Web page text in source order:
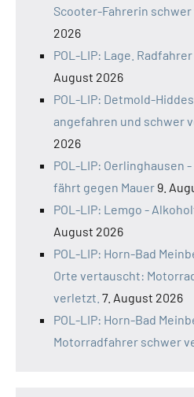
Scooter-Fahrerin schwer
2026
POL-LIP: Lage.
August 2026
POL-LIP: Detmold-
angefahren und schwer
2026
POL-LIP: Oerlinghausen
fährt gegen Mauer 9.
POL-LIP: Lemgo -
August 2026
POL-LIP: Horn-Bad
Orte vertauscht:
verletzt. 7. August 2026
POL-LIP: Horn-Bad
Motorradfahrer schwer